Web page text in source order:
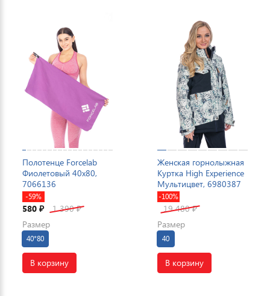
Полотенце Forcelab
Фиолетовый 40х80,
7066136
-59%
580 ₽ 1 390₽
Размер
40*80
В корзину
Женская горнолыжная
Куртка High Experience
Мультицвет, 6980387
-100%
19 480₽
Размер
40
В корзину